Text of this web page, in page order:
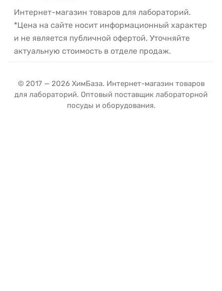
Интернет-магазин товаров для лабораторий.
*Цена на сайте носит информационный характер
и не является публичной офертой. Уточняйте
актуальную стоимость в отделе продаж.
© 2017 — 2026 ХимБаза. Интернет-магазин товаров
для лабораторий. Оптовый поставщик лабораторной
посуды и оборудования.